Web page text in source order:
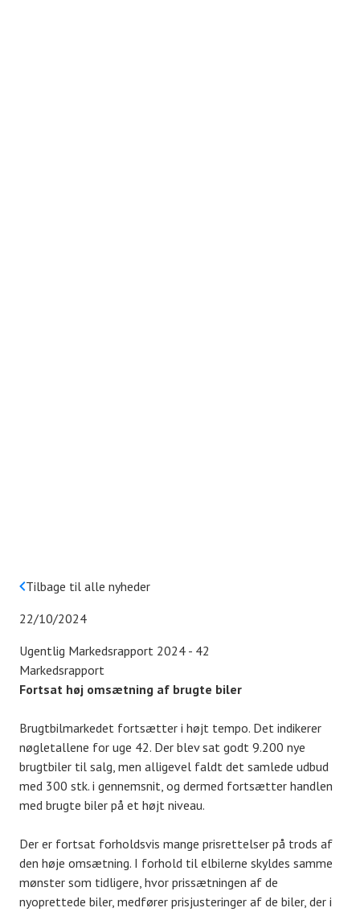
Tilbage til alle nyheder
22/10/2024
Ugentlig Markedsrapport 2024 - 42
Markedsrapport
Fortsat høj omsætning af brugte biler
Brugtbilmarkedet fortsætter i højt tempo. Det indikerer
nøgletallene for uge 42. Der blev sat godt 9.200 nye
brugtbiler til salg, men alligevel faldt det samlede udbud
med 300 stk. i gennemsnit, og dermed fortsætter handlen
med brugte biler på et højt niveau.
Der er fortsat forholdsvis mange prisrettelser på trods af
den høje omsætning. I forhold til elbilerne skyldes samme
mønster som tidligere, hvor prissætningen af de
nyoprettede biler, medfører prisjusteringer af de biler, der i